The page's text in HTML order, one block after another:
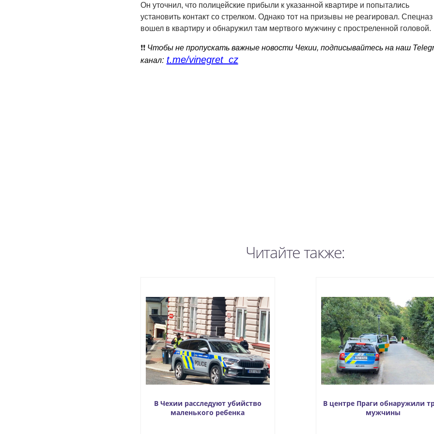
Он уточнил, что полицейские прибыли к указанной квартире и попытались
установить контакт со стрелком. Однако тот на призывы не реагировал. Спецназ
вошел в квартиру и обнаружил там мертвого мужчину с простреленной головой.
❗️❗️ Чтобы не пропускать важные новости Чехии, подписывайтесь на наш
канал: t.me/vinegret_cz
Читайте также:
В Чехии расследуют убийство
маленького ребенка
В центре Праги обнаружили
мужчины